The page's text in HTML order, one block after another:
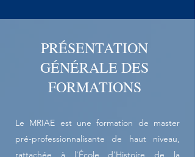
PRÉSENTATION
GÉNÉRALE DES
FORMATIONS
Le MRIAE est une formation de master
pré-professionnalisante de haut niveau,
rattachée à l'École d'Histoire de la